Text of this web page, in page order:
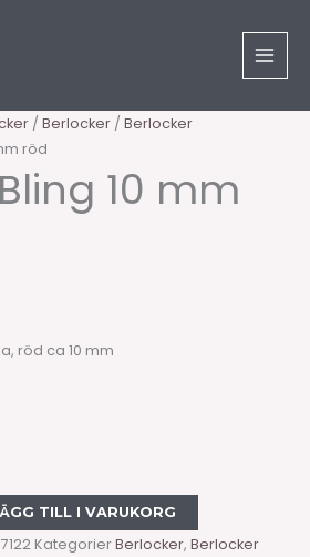
/ Berlocker / Berlocker
röd
10 mm
röd ca 10 mm
TILL I VARUKORG
KategorierBerlocker, Berlocker